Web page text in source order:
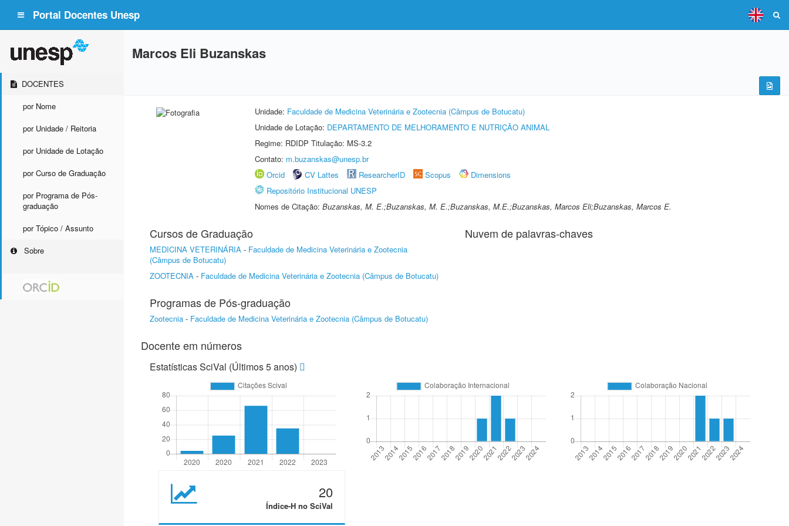
Portal Docentes Unesp
DOCENTES
por Nome
por Unidade / Reitoria
por Unidade de Lotação
por Curso de Graduação
por Programa de Pós-
graduação
por Tópico / Assunto
Sobre
Marcos Eli Buzanskas
Unidade: Faculdade de Medicina Veterinária e Zootecnia (Câmpus de Botucatu)
Unidade de Lotação: DEPARTAMENTO DE MELHORAMENTO E NUTRIÇÃO ANIMAL
Regime: RDIDP Titulação: MS-3.2
Contato: m.buzanskas@unesp.br
Orcid
CV Lattes ResearcherID Scopus
Dimensions
Repositório Institucional UNESP
Nomes de Citação: Buzanskas, M. E.;Buzanskas, M. E.;Buzanskas, M.E.;Buzanskas, Marcos Eli;Buzanskas, Marcos E.
Cursos de Graduação
MEDICINA VETERINÁRIA - Faculdade de Medicina Veterinária e Zootecnia
(Câmpus de Botucatu)
ZOOTECNIA - Faculdade de Medicina Veterinária e Zootecnia (Câmpus de Botucatu)
Programas de Pós-graduação
Zootecnia - Faculdade de Medicina Veterinária e Zootecnia (Câmpus de Botucatu)
Nuvem de palavras-chaves
Docente em números
Estatísticas SciVal (Últimos 5 anos)
20
Índice-H no SciVal